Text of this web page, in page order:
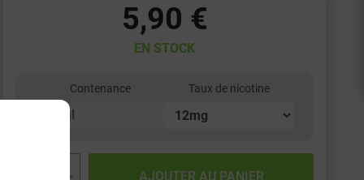
5,90 €
EN STOCK
Contenance Taux de nicotine
AJOUTER AU PANIER